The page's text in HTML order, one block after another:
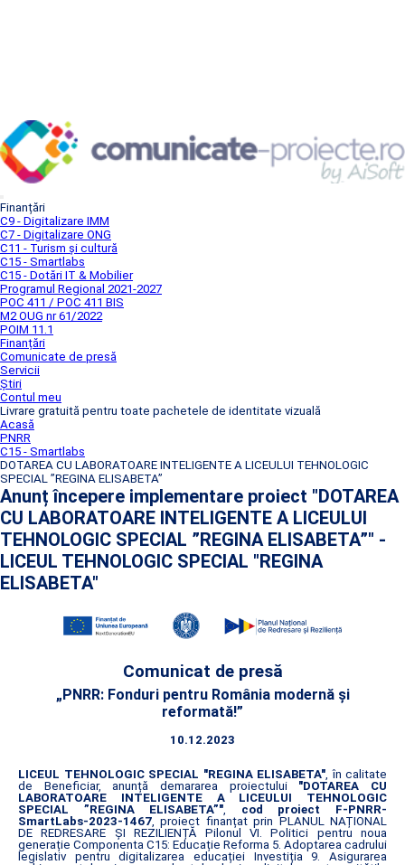
Finanțări
C9 - Digitalizare IMM
C7 - Digitalizare ONG
C11 - Turism și cultură
C15 - Smartlabs
C15 - Dotări IT & Mobilier
Programul Regional 2021-2027
POC 411 / POC 411 BIS
M2 OUG nr 61/2022
POIM 11.1
Finanțări
Comunicate de presă
Servicii
Știri
Contul meu
Livrare gratuită pentru toate pachetele de identitate vizuală
Acasă
PNRR
C15 - Smartlabs
DOTAREA CU LABORATOARE INTELIGENTE A LICEULUI TEHNOLOGIC
SPECIAL ”REGINA ELISABETA”
Anunț începere implementare proiect "DOTAREA
CU LABORATOARE INTELIGENTE A LICEULUI
TEHNOLOGIC SPECIAL ”REGINA ELISABETA”" -
LICEUL TEHNOLOGIC SPECIAL "REGINA
ELISABETA"
Comunicat de presă
„PNRR: Fonduri pentru România modernă și
reformată!”
10.12.2023
LICEUL TEHNOLOGIC SPECIAL "REGINA ELISABETA", în calitate
de Beneficiar, anunță demararea proiectului "DOTAREA CU
LABORATOARE INTELIGENTE A LICEULUI TEHNOLOGIC
SPECIAL ”REGINA ELISABETA”", cod proiect F-PNRR-
SmartLabs-2023-1467, proiect finanțat prin PLANUL NAȚIONAL
DE REDRESARE ȘI REZILIENȚĂ Pilonul VI. Politici pentru noua
generație Componenta C15: Educație Reforma 5. Adoptarea cadrului
legislativ pentru digitalizarea educației Investiția 9. Asigurarea